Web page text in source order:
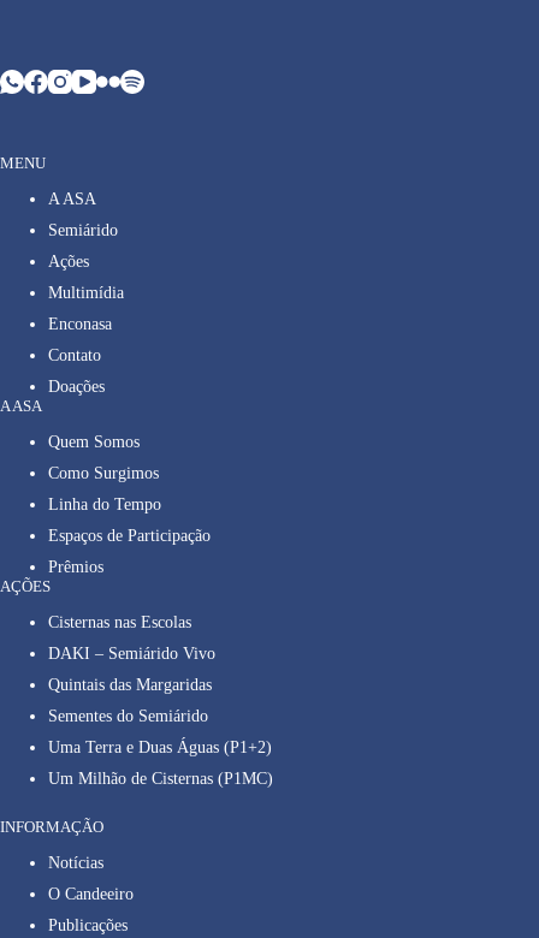
MENU
A ASA
Semiárido
Ações
Multimídia
Enconasa
Contato
Doações
A ASA
Quem Somos
Como Surgimos
Linha do Tempo
Espaços de Participação
Prêmios
AÇÕES
Cisternas nas Escolas
DAKI – Semiárido Vivo
Quintais das Margaridas
Sementes do Semiárido
Uma Terra e Duas Águas (P1+2)
Um Milhão de Cisternas (P1MC)
INFORMAÇÃO
Notícias
O Candeeiro
Publicações